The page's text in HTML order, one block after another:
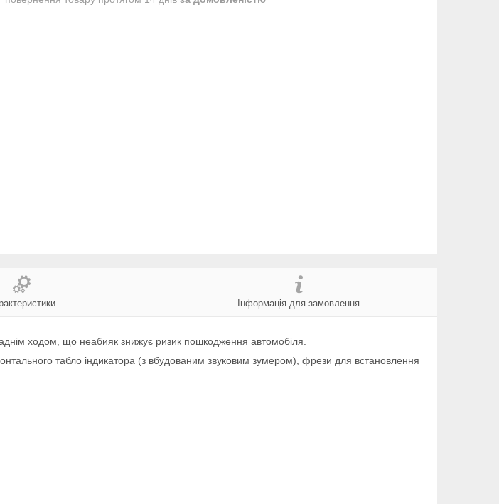
Інформація для замовлення
ходом, що неабияк знижує ризик пошкодження автомобіля.
табло індикатора (з вбудованим звуковим зумером), фрези для встановлення